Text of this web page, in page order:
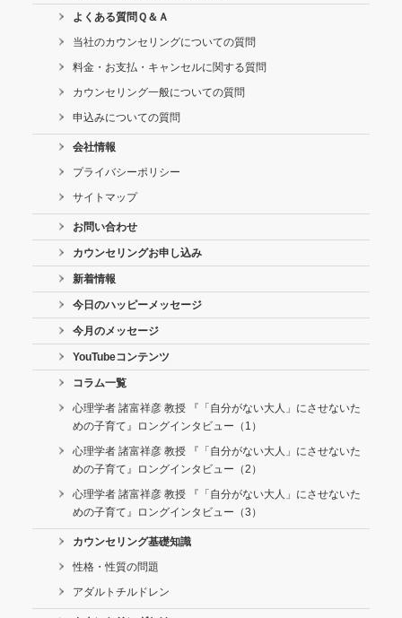
よくある質問Ｑ＆Ａ
当社のカウンセリングについての質問
料金・お支払・キャンセルに関する質問
カウンセリング一般についての質問
申込みについての質問
会社情報
プライバシーポリシー
サイトマップ
お問い合わせ
カウンセリングお申し込み
新着情報
今日のハッピーメッセージ
今月のメッセージ
YouTubeコンテンツ
コラム一覧
心理学者 諸富祥彦 教授 『「自分がない大人」にさせないた
めの子育て』ロングインタビュー（1）
心理学者 諸富祥彦 教授 『「自分がない大人」にさせないた
めの子育て』ロングインタビュー（2）
心理学者 諸富祥彦 教授 『「自分がない大人」にさせないた
めの子育て』ロングインタビュー（3）
カウンセリング基礎知識
性格・性質の問題
アダルトチルドレン